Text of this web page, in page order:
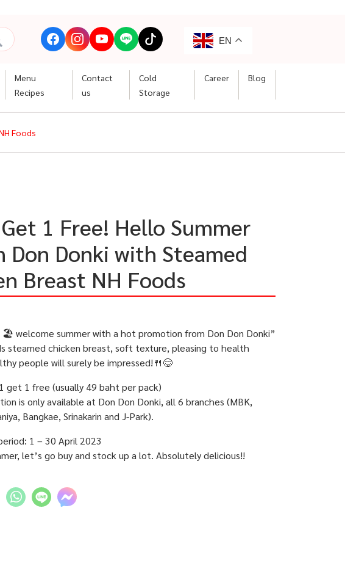
EN
Menu
Recipes
Contact
us
Cold
Storage
Career Blog
Foods
1 Free! Hello Summer
Don Donki with Steamed
Breast NH Foods
🏖️ welcome summer with a hot promotion from Don Don Donki”
steamed chicken breast, soft texture, pleasing to health
people will surely be impressed!🍴😋
get 1 free (usually 49 baht per pack)
is only available at Don Don Donki, all 6 branches (MBK,
Bangkae, Srinakarin and J-Park).
1 – 30 April 2023
let’s go buy and stock up a lot. Absolutely delicious!!